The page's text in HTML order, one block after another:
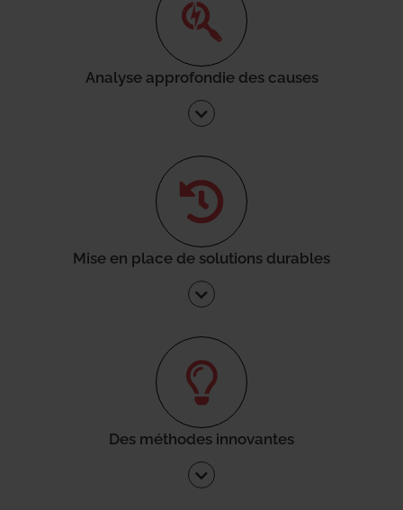
Analyse approfondie des causes
Mise en place de solutions durables
Des méthodes innovantes